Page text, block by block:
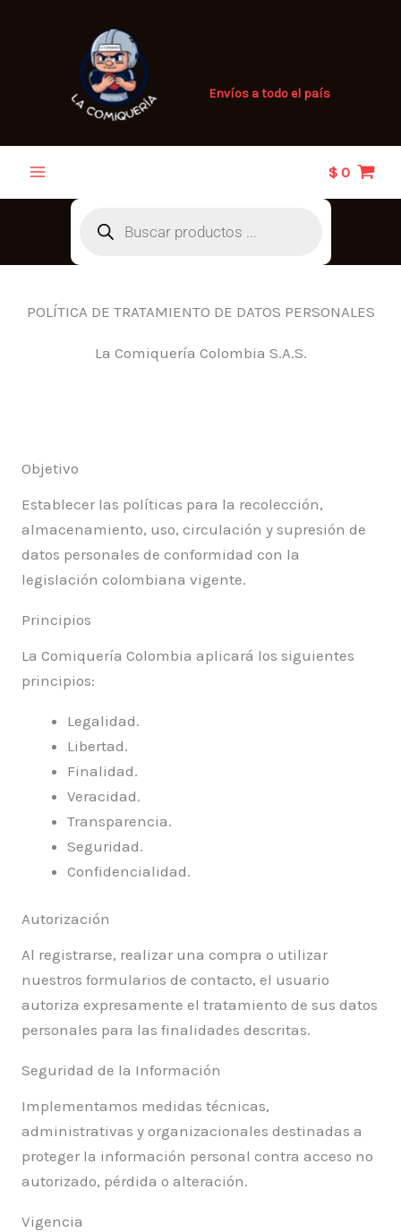
Envíos a todo el país
$ 0
Búsqueda
productos
DATOS PERSONALES
POLÍTICA DE TRATAMIENTO DE DATOS PERSONALES
La Comiquería Colombia S.A.S.
Objetivo
Establecer las políticas para la recolección,
almacenamiento, uso, circulación y supresión de
datos personales de conformidad con la
legislación colombiana vigente.
Principios
La Comiquería Colombia aplicará los siguientes
principios:
Legalidad.
Libertad.
Finalidad.
Veracidad.
Transparencia.
Seguridad.
Confidencialidad.
Autorización
Al registrarse, realizar una compra o utilizar
nuestros formularios de contacto, el usuario
autoriza expresamente el tratamiento de sus datos
personales para las finalidades descritas.
Seguridad de la Información
Implementamos medidas técnicas,
administrativas y organizacionales destinadas a
proteger la información personal contra acceso no
autorizado, pérdida o alteración.
Vigencia